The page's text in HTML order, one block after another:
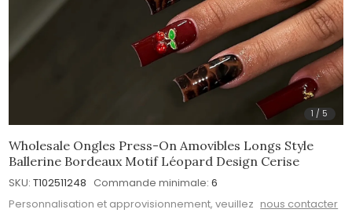
1 / 5
Wholesale Ongles Press-On Amovibles Longs Style
Ballerine Bordeaux Motif Léopard Design Cerise
SKU: T102511248 Commande minimale: 6
Personnalisation et approvisionnement, veuillez nous contacter